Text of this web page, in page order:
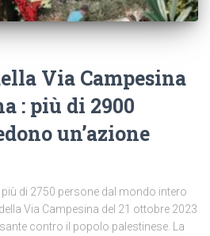
Via Campesina
: più di 2900
un’azione
di 2750 persone dal mondo intero
Via Campesina del 21 ottobre 2023
contro il popolo palestinese. La